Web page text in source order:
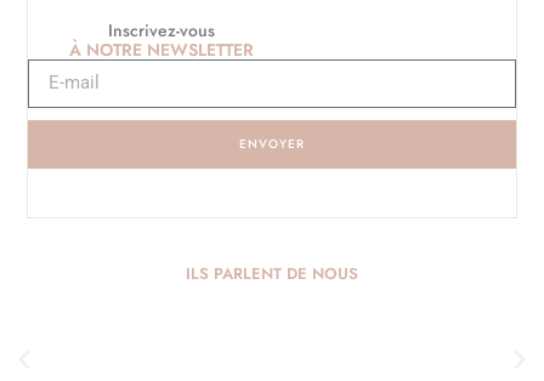
Inscrivez-vous
À NOTRE NEWSLETTER
ENVOYER
ILS PARLENT DE NOUS